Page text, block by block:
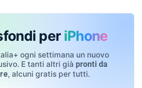
per iPhone
ogni settimana un nuovo
E tanti altri già pronti da
, alcuni gratis per tutti.